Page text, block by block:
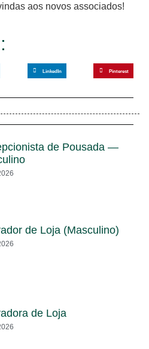
aos novos associados!
LinkedIn Pinterest
de Pousada —
de Loja (Masculino)
de Loja